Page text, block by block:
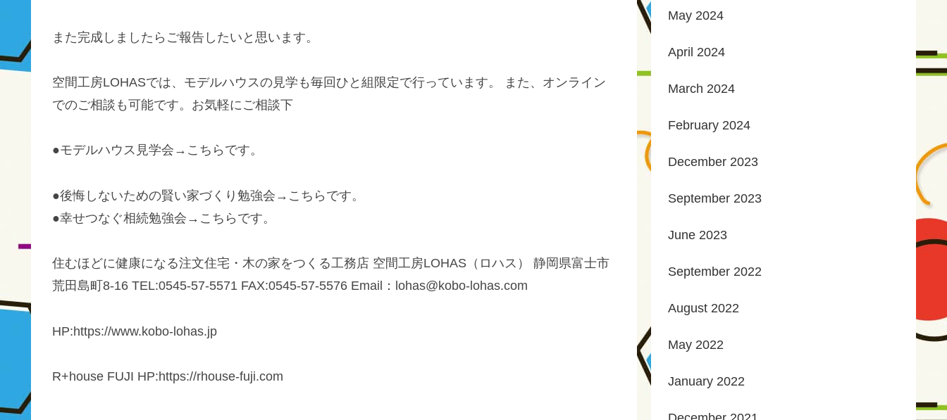
また完成しましたらご報告したいと思います。
空間工房LOHASでは、モデルハウスの見学も毎回ひと組限定で行っています。 また、オンライン
でのご相談も可能です。お気軽にご相談下
●モデルハウス見学会→こちらです。
●後悔しないための賢い家づくり勉強会→こちらです。
●幸せつなぐ相続勉強会→こちらです。
住むほどに健康になる注文住宅・木の家をつくる工務店 空間工房LOHAS（ロハス） 静岡県富士市
荒田島町8-16 TEL:0545-57-5571 FAX:0545-57-5576 Email：lohas@kobo-lohas.com
HP:https://www.kobo-lohas.jp
R+house FUJI HP:https://rhouse-fuji.com
May 2024
April 2024
March 2024
February 2024
December 2023
September 2023
June 2023
September 2022
August 2022
May 2022
January 2022